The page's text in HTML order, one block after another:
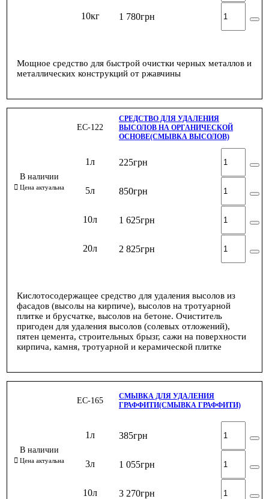
10кг 1 780грн
Мощное средство для быстрой очистки черных металлов и
металлических конструкций от ржавчины
ЕС-122
СРЕДСТВО ДЛЯ УДАЛЕНИЯ
ВЫСОЛОВ НА ОРГАНИЧЕСКОЙ
ОСНОВЕ(СМЫВКА ВЫСОЛОВ)
1л 225грн
5л 850грн
10л 1 625грн
20л 2 825грн
Кислотосодержащее средство для удаления высолов из
фасадов (высолы на кирпиче), высолов на тротуарной
плитке и брусчатке, высолов на бетоне. Очиститель
пригоден для удаления высолов (солевых отложений),
пятен цемента, строительных брызг, сажи на поверхности
кирпича, камня, тротуарной и керамической плитке
ЕС-165
СМЫВКА ДЛЯ УДАЛЕНИЯ
ГРАФФИТИ(СМЫВКА ГРАФФИТИ)
1л 385грн
3л 1 055грн
10л 3 270грн